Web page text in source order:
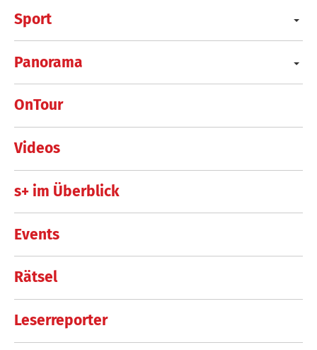
Sport
Panorama
OnTour
Videos
s+ im Überblick
Events
Rätsel
Leserreporter